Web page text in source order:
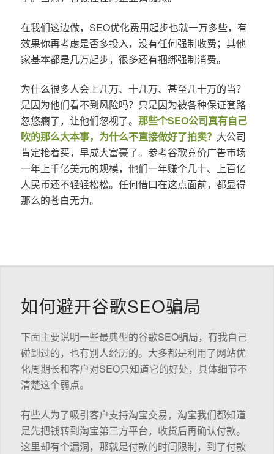
在我们这边做，SEO优化费用起步也就一万多些，有
效果你再考虑是否多投入，没有任何强制收费；其他
家基本都是几万起步，很多还有捆绑强制消费。
为什么很多人会上几万、十几万、甚至几十万的当？
是因为他们看不到风险吗？只是因为被各种保证套路
忽悠瘸了，让他们忽视了。 那些个SEO公司真有自己
吹的那么大本事，为什么不直接做好了拍卖？ 大公司
肯定抢着买，早成大富豪了。参考谷歌竞价广告市场
一年上千亿美元的规模，他们一年赚个几十、上百亿
人民币还不轻轻松松。任何借口在这点面前，都显得
那么的苍白无力。
如何避开谷歌SEO骗局
下面主要说明一些最典型的谷歌SEO骗局，有我自己
碰到过的，也有别人经历的。大多都是利用了网站优
化周期长和客户对SEO只知道它的好处，具体细节不
清楚这个弱点。
有些人为了吸引客户支持淘宝交易，淘宝我们都知道
是先把钱转到淘宝第三方平台，收货后再确认付款。
这里却有个漏洞，那就是付款的时间限制，到了付款